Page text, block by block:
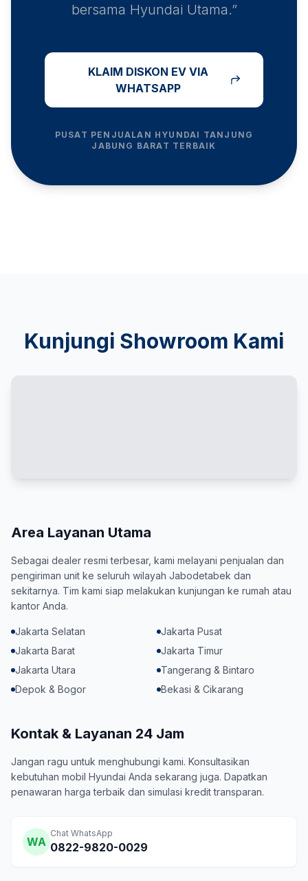
bersama Hyundai Utama.”
KLAIM DISKON EV VIA
WHATSAPP
PUSAT PENJUALAN HYUNDAI TANJUNG
JABUNG BARAT TERBAIK
Kunjungi Showroom Kami
Area Layanan Utama
Sebagai dealer resmi terbesar, kami melayani penjualan dan
pengiriman unit ke seluruh wilayah Jabodetabek dan
sekitarnya. Tim kami siap melakukan kunjungan ke rumah atau
kantor Anda.
Jakarta Selatan
Jakarta Pusat
Jakarta Barat
Jakarta Timur
Jakarta Utara
Tangerang & Bintaro
Depok & Bogor
Bekasi & Cikarang
Kontak & Layanan 24 Jam
Jangan ragu untuk menghubungi kami. Konsultasikan
kebutuhan mobil Hyundai Anda sekarang juga. Dapatkan
penawaran harga terbaik dan simulasi kredit transparan.
WA
Chat WhatsApp
0822-9820-0029